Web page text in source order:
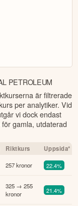
PETROLEUM
är filtrerade
per analytiker. Vid
vi dock endast
gamla, utdaterad
Riktkurs Uppsida*
257 kronor 22.4%
325 → 255
kronor
21.4%